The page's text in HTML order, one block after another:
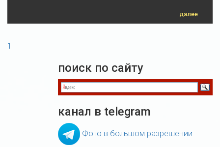
далее
1
поиск по сайту
канал в telegram
Фото в большом разрешении